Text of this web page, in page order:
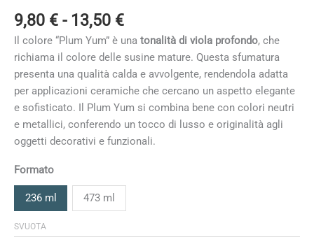
9,80 € - 13,50 €Fascia
di
prezzo:
da
9,80 €
a
13,50 €
Il colore “Plum Yum” è una tonalità di viola profondo, che
richiama il colore delle susine mature. Questa sfumatura
presenta una qualità calda e avvolgente, rendendola adatta
per applicazioni ceramiche che cercano un aspetto elegante
e sofisticato. Il Plum Yum si combina bene con colori neutri
e metallici, conferendo un tocco di lusso e originalità agli
oggetti decorativi e funzionali.
Formato
236 ml 473 ml
SVUOTA